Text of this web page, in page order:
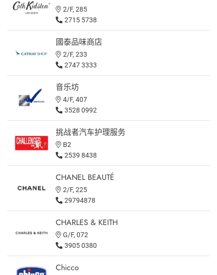
2/F, 285
2715 5738
國泰品味商店
2/F, 233
2747 3333
音乐坊
4/F, 407
3528 0992
挑战者汽车护理服务
B2
2539 8438
CHANEL BEAUTÉ
2/F, 225
29794878
CHARLES & KEITH
G/F, 072
3905 0380
Chicco